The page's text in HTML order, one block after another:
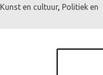
Kunst en cultuur, Politiek en